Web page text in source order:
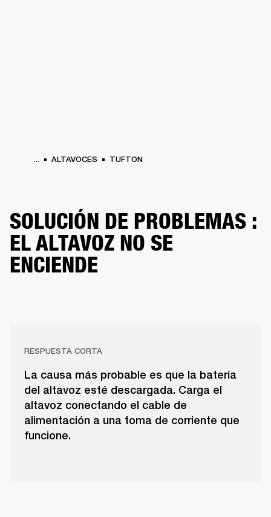
... ALTAVOCES TUFTON
SOLUCIÓN DE PROBLEMAS :
EL ALTAVOZ NO SE
ENCIENDE
RESPUESTA CORTA
La causa más probable es que la batería
del altavoz esté descargada. Carga el
altavoz conectando el cable de
alimentación a una toma de corriente que
funcione.